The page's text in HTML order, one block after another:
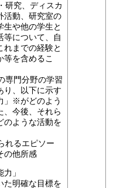
研究、ディスカ
活動、研究室の
生や他の学生と
等について、自
れまでの経験と
等を含めるこ
専門分野の学習
り、以下に示す
」※がどのよう
、今後、それら
のような活動を
れるエピソー
の他所感
」
た明確な目標を